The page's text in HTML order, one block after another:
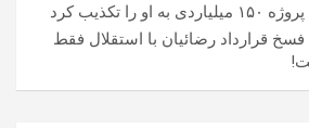
تکذیب کرد
قرارداد رضائیان با استقلال فقط